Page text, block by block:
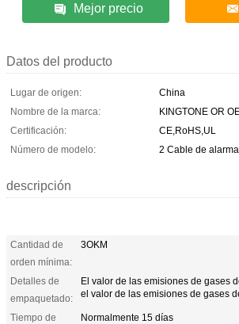
Mejor precio
Datos del producto
Lugar de origen:
China
Nombre de la marca:
KINGTONE OR
Certificación:
CE,RoHS,UL
Número de modelo:
2 Cable de
descripción
Cantidad de
orden mínima:
3OKM
Detalles de
empaquetado:
El valor de las emisiones de gases
el valor de las emisiones de gases
Tiempo de
Normalmente 15 días